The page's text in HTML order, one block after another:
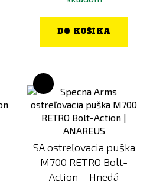
DO KOŠÍKA
SA ostreľovacia puška
M700 RETRO Bolt-
Action – Hnedá